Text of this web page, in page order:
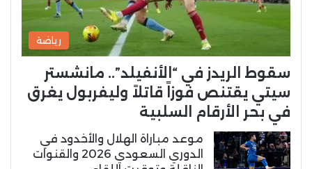
رياضة
سقوط الريدز في “الأنفيلد”.. مانشستر
سيتي يقتنص فوزاً قاتلاً وليفربول يغرق
في بحر الأرقام السلبية
موعد مباراة الهلال والأخدود في
الدوري السعودي 2026 والقنوات